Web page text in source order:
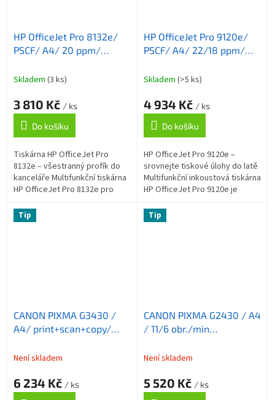
HP OfficeJet Pro 8132e/
PSCF/ A4/ 20 ppm/
LAN/ ADF/ duplex/ HP
HP+
Skladem (3 ks)
3 810 Kč / ks
Do košíku
Tiskárna HP OfficeJet Pro
8132e – všestranný profík do
kanceláře Multifunkční tiskárna
HP OfficeJet Pro 8132e pro
vašeho podnikání v osobní
kanceláři...
HP OfficeJet Pro 9120e/
PSCF/ A4/ 22/18 ppm/
LAN/ RADF/ duplex/ HP
HP+
Skladem (>5 ks)
4 934 Kč / ks
Do košíku
HP OfficeJet Pro 9120e –
srovnejte tiskové úlohy do latě
Multifunkční inkoustová tiskárna
HP OfficeJet Pro 9120e je
firemního prostředí a rozvoj
podnikání....
Tip
CANON PIXMA G3430 /
A4/ print+scan+copy/
/ WiFi/ USB/ černá
Není skladem
6 234 Kč / ks
Tip
CANON PIXMA G2430 / A4
/ 11/6 obr./min
4800x1200 / USB/ černá
Není skladem
5 520 Kč / ks